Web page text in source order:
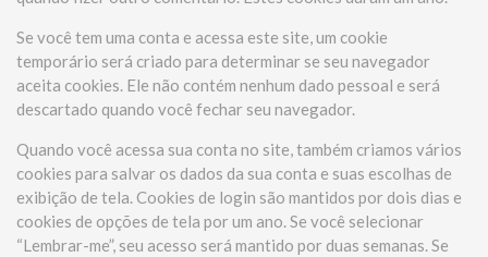
Se você tem uma conta e acessa este site, um cookie
temporário será criado para determinar se seu navegador
aceita cookies. Ele não contém nenhum dado pessoal e será
descartado quando você fechar seu navegador.
Quando você acessa sua conta no site, também criamos vários
cookies para salvar os dados da sua conta e suas escolhas de
exibição de tela. Cookies de login são mantidos por dois dias e
cookies de opções de tela por um ano. Se você selecionar
“Lembrar-me”, seu acesso será mantido por duas semanas. Se